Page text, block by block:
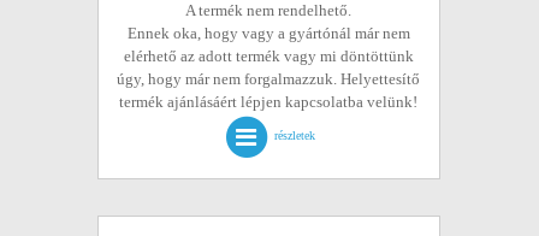
A termék nem rendelhető.
Ennek oka, hogy vagy a gyártónál már nem
elérhető az adott termék vagy mi döntöttünk
úgy, hogy már nem forgalmazzuk. Helyettesítő
termék ajánlásáért lépjen kapcsolatba velünk!
részletek